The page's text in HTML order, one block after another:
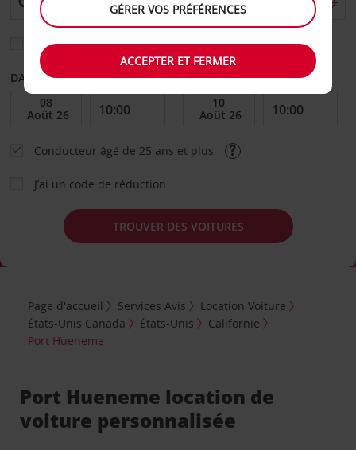
Sélectionnez une autre agence de retour
DATE DE DÉBUT DATE DE FIN
Conducteur âgé de 25 ans et plus
J’ai un code de réduction
TROUVER DES VOITURES
Page d'accueil Services Avis
Location Voiture
États-Unis Canada
États-Unis
Californie
Port Hueneme
Port Hueneme location de
voiture personnalisée
GÉRER VOS PRÉFÉRENCES
ACCEPTER ET FERMER